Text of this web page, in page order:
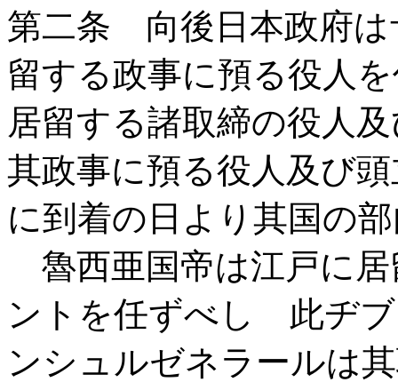
第二条 向後日本政府は
留する政事に預る役人
居留する諸取締の役人
其政事に預る役人及び
に到着の日より其国の
魯西亜国帝は江戸に
ントを任ずべし 此ヂ
ンシュルゼネラールは